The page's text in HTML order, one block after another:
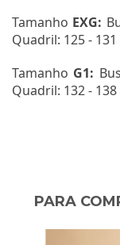
Tamanho EXG:
Quadril: 125 - 131
Tamanho G1:
Quadril: 132 - 138
PARA